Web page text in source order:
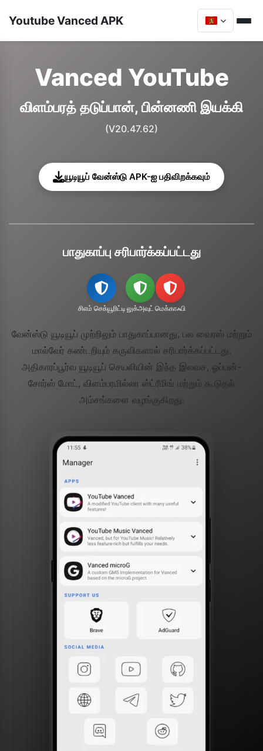
Youtube Vanced APK
Vanced YouTube
விளம்பரத் தடுப்பான், பின்னணி இயக்கி
(V20.47.62)
யூடியூப் வேன்ஸ்டு APK-ஐ பதிவிறக்கவும்
பாதுகாப்பு சரிபார்க்கப்பட்டது
சிஎம் செக்யூரிட்டிலுக்அவுட்மெக்காஃபி
வேன்ஸ்டு யூடியூப் முற்றிலும் பாதுகாப்பானது, பல வைரஸ் மற்றும்
மால்வேர் கண்டறியும் கருவிகளால் சரிபார்க்கப்பட்டது.
அதிகாரப்பூர்வ யூடியூப் செயலியின் இந்த இலவச, ஓப்பன்-
சோர்ஸ் மோட், விளம்பரமில்லா ஸ்ட்ரீமிங் மற்றும் கூடுதல்
அம்சங்களை வழங்குகிறது.